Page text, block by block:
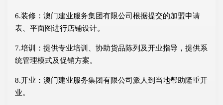
6.装修：澳门建业服务集团有限公司根据提交的加盟申请
表、平面图进行店铺设计。
7.培训：提供专业培训、协助货品陈列及开业指导，提供系
统管理模式及促销方案。
8.开业：澳门建业服务集团有限公司派人到当地帮助隆重开
业。